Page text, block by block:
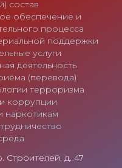
состав
обеспечение и
процесса
поддержки
услуги
деятельность
(перевода)
терроризма
коррупции
наркотикам
Строителей, д. 47